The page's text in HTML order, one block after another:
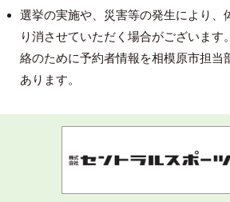
選挙の実施や、災害等の発生により、
り消させていただく場合がございます
絡のために予約者情報を相模原市担当
あります。